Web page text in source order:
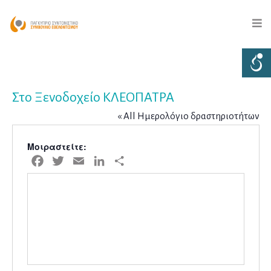
Στο Ξενοδοχείο ΚΛΕΟΠΑΤΡΑ
« All Ημερολόγιο δραστηριοτήτων
Μοιραστείτε:
Facebook
Twitter Email LinkedIn